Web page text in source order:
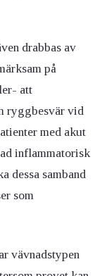
drabbas av
på
att
ryggbesvär vid
med akut
inflammatorisk
dessa samband
som
vävnadstypen